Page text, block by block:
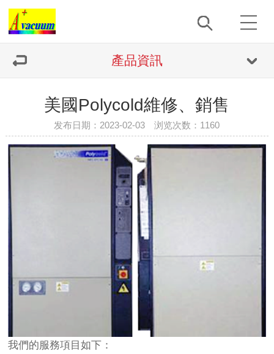
產品資訊
美國Polycold維修、銷售
发布日期：2023-02-03 浏览次数： 1160
我們的服務項目如下：